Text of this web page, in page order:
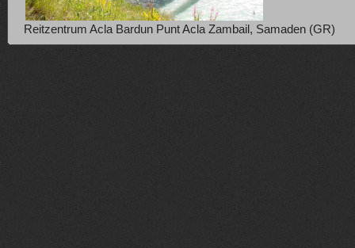
Reitzentrum Acla Bardun Punt Acla Zambail, Samaden (GR)